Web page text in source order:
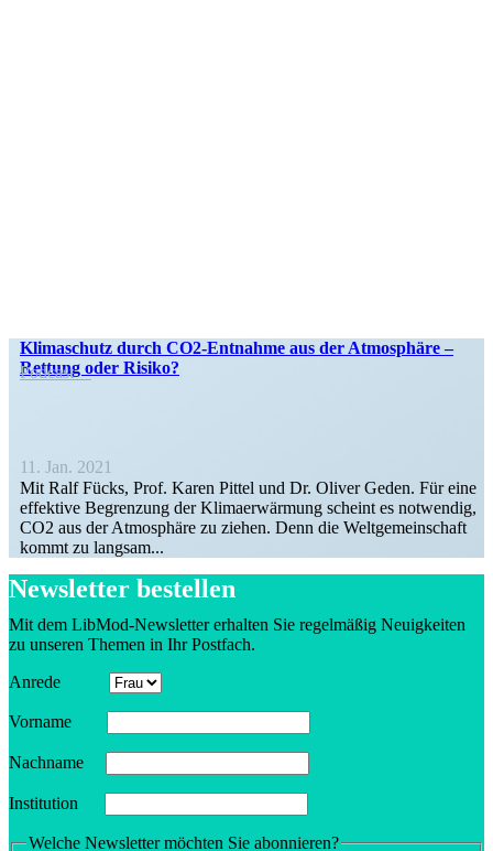
Klima­schutz durch CO2-Entnahme aus der Atmosphäre –
Rettung oder Risiko?
Podcast
11. Jan. 2021
Mit Ralf Fücks, Prof. Karen Pittel und Dr. Oliver Geden. Für eine
effektive Begrenzung der Klima­er­wärmung scheint es notwendig,
CO2 aus der Atmosphäre zu ziehen. Denn die Weltge­mein­schaft
kommt zu langsam...
Newsletter bestellen
Mit dem LibMod-Newsletter erhalten Sie regel­mäßig Neuig­keiten
zu unseren Themen in Ihr Postfach.
Anrede
Vorname
Nachname
Insti­tution
Welche Newsletter möchten Sie abonnieren?